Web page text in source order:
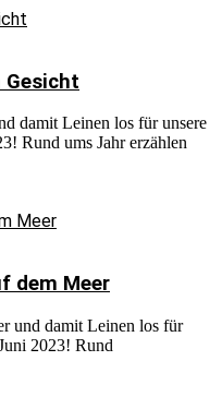
Gesicht
damit Leinen los für unsere
Rund ums Jahr erzählen
dem Meer
und damit Leinen los für
2023! Rund